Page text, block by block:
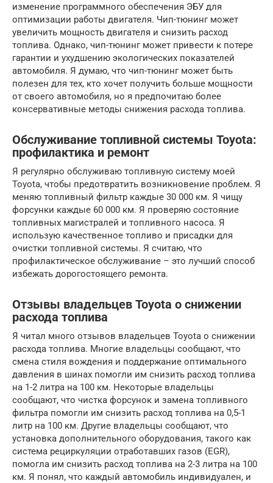
изменение программного обеспечения ЭБУ для
оптимизации работы двигателя. Чип-тюнинг может
увеличить мощность двигателя и снизить расход
топлива. Однако, чип-тюнинг может привести к потере
гарантии и ухудшению экологических показателей
автомобиля. Я думаю, что чип-тюнинг может быть
полезен для тех, кто хочет получить больше мощности
от своего автомобиля, но я предпочитаю более
консервативные методы снижения расхода топлива.
Обслуживание топливной системы Toyota:
профилактика и ремонт
Я регулярно обслуживаю топливную систему моей
Toyota, чтобы предотвратить возникновение проблем. Я
меняю топливный фильтр каждые 30 000 км. Я чищу
форсунки каждые 60 000 км. Я проверяю состояние
топливных магистралей и топливного насоса. Я
использую качественное топливо и присадки для
очистки топливной системы. Я считаю, что
профилактическое обслуживание – это лучший способ
избежать дорогостоящего ремонта.
Отзывы владельцев Toyota о снижении
расхода топлива
Я читал много отзывов владельцев Toyota о снижении
расхода топлива. Многие владельцы сообщают, что
смена стиля вождения и поддержание оптимального
давления в шинах помогли им снизить расход топлива
на 1-2 литра на 100 км. Некоторые владельцы
сообщают, что чистка форсунок и замена топливного
фильтра помогли им снизить расход топлива на 0,5-1
литр на 100 км. Другие владельцы сообщают, что
установка дополнительного оборудования, такого как
система рециркуляции отработавших газов (EGR),
помогла им снизить расход топлива на 2-3 литра на 100
км. Я понял, что каждый автомобиль индивидуален, и